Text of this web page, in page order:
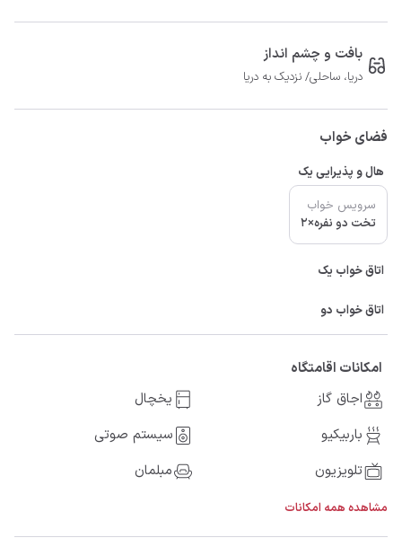
بافت و چشم انداز
دریا، ساحلی/ نزدیک به دریا
فضای خواب
هال و پذیرایی یک
سرویس خواب
تخت دو نفره×2
اتاق خواب یک
اتاق خواب دو
امکانات اقامتگاه
اجاق گاز
یخچال
باربیکیو
سیستم صوتی
تلویزیون
مبلمان
مشاهده همه امکانات